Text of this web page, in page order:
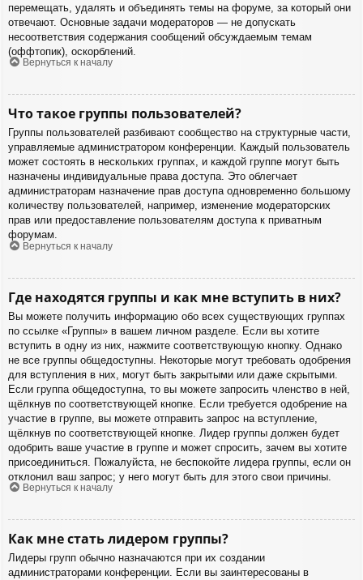
перемещать, удалять и объединять темы на форуме, за который они
отвечают. Основные задачи модераторов — не допускать
несоответствия содержания сообщений обсуждаемым темам
(оффтопик), оскорблений.
Вернуться к началу
Что такое группы пользователей?
Группы пользователей разбивают сообщество на структурные части,
управляемые администратором конференции. Каждый пользователь
может состоять в нескольких группах, и каждой группе могут быть
назначены индивидуальные права доступа. Это облегчает
администраторам назначение прав доступа одновременно большому
количеству пользователей, например, изменение модераторских
прав или предоставление пользователям доступа к приватным
форумам.
Вернуться к началу
Где находятся группы и как мне вступить в них?
Вы можете получить информацию обо всех существующих группах
по ссылке «Группы» в вашем личном разделе. Если вы хотите
вступить в одну из них, нажмите соответствующую кнопку. Однако
не все группы общедоступны. Некоторые могут требовать одобрения
для вступления в них, могут быть закрытыми или даже скрытыми.
Если группа общедоступна, то вы можете запросить членство в ней,
щёлкнув по соответствующей кнопке. Если требуется одобрение на
участие в группе, вы можете отправить запрос на вступление,
щёлкнув по соответствующей кнопке. Лидер группы должен будет
одобрить ваше участие в группе и может спросить, зачем вы хотите
присоединиться. Пожалуйста, не беспокойте лидера группы, если он
отклонил ваш запрос; у него могут быть для этого свои причины.
Вернуться к началу
Как мне стать лидером группы?
Лидеры групп обычно назначаются при их создании
администраторами конференции. Если вы заинтересованы в